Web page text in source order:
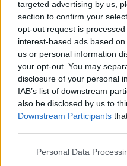
targeted advertising by us,
section to confirm your
opt-out request is
interest-based ads based
us or personal information
your opt-out. You may
disclosure of your personal
IAB’s list of downstream
also be disclosed by us to
Downstream Participants
Please note that this
Personal Data
που
08/
Ο Κόρι Τζόσεφ υποδέχτηκε